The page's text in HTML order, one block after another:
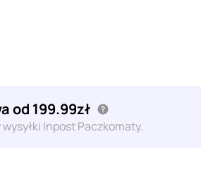
od 199.99zł
Inpost Paczkomaty.